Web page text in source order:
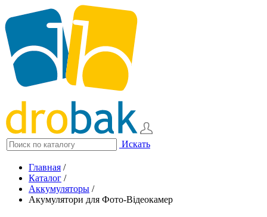
Искать
Главная /
Каталог /
Аккумуляторы /
Акумулятори для Фото-Відеокамер